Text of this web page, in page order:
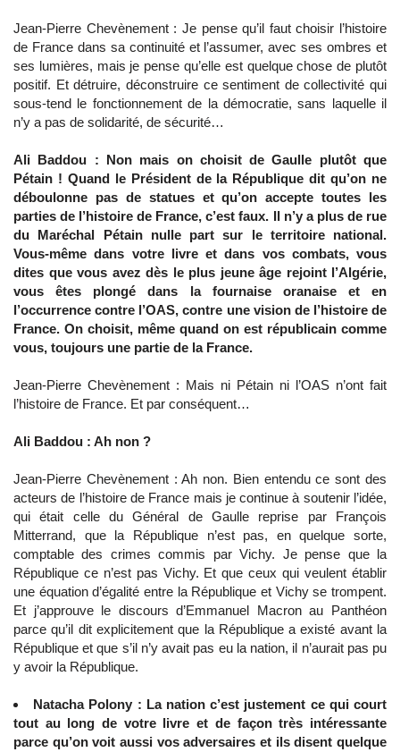
Jean-Pierre Chevènement : Je pense qu’il faut choisir l’histoire
de France dans sa continuité et l’assumer, avec ses ombres et
ses lumières, mais je pense qu’elle est quelque chose de plutôt
positif. Et détruire, déconstruire ce sentiment de collectivité qui
sous-tend le fonctionnement de la démocratie, sans laquelle il
n’y a pas de solidarité, de sécurité…
Ali Baddou : Non mais on choisit de Gaulle plutôt que
Pétain ! Quand le Président de la République dit qu’on ne
déboulonne pas de statues et qu’on accepte toutes les
parties de l’histoire de France, c’est faux. Il n’y a plus de rue
du Maréchal Pétain nulle part sur le territoire national.
Vous-même dans votre livre et dans vos combats, vous
dites que vous avez dès le plus jeune âge rejoint l’Algérie,
vous êtes plongé dans la fournaise oranaise et en
l’occurrence contre l’OAS, contre une vision de l’histoire de
France. On choisit, même quand on est républicain comme
vous, toujours une partie de la France.
Jean-Pierre Chevènement : Mais ni Pétain ni l’OAS n’ont fait
l’histoire de France. Et par conséquent…
Ali Baddou : Ah non ?
Jean-Pierre Chevènement : Ah non. Bien entendu ce sont des
acteurs de l’histoire de France mais je continue à soutenir l’idée,
qui était celle du Général de Gaulle reprise par François
Mitterrand, que la République n’est pas, en quelque sorte,
comptable des crimes commis par Vichy. Je pense que la
République ce n’est pas Vichy. Et que ceux qui veulent établir
une équation d’égalité entre la République et Vichy se trompent.
Et j’approuve le discours d’Emmanuel Macron au Panthéon
parce qu’il dit explicitement que la République a existé avant la
République et que s’il n’y avait pas eu la nation, il n’aurait pas pu
y avoir la République.
Natacha Polony : La nation c’est justement ce qui court
tout au long de votre livre et de façon très intéressante
parce qu’on voit aussi vos adversaires et ils disent quelque